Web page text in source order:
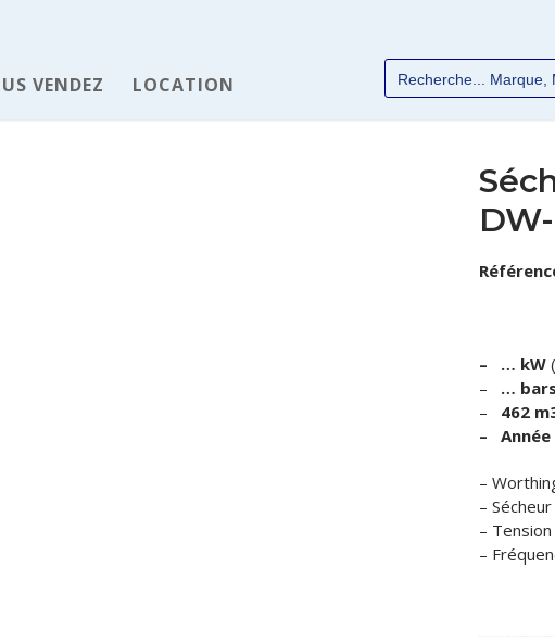
VENDEZ LOCATION
– … kW
–
… bars
–
462
– Année
–
–
–
–